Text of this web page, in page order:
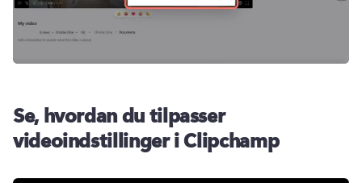
Se, hvordan du tilpasser
videoindstillinger i Clipchamp